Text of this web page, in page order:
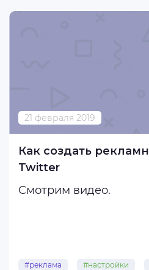
21 февраля 2019
Как создать
Twitter
Смотрим видео.
#реклама #настройки